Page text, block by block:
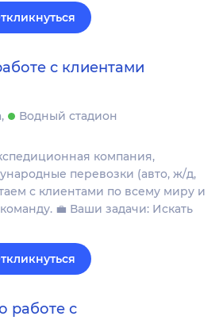
с клиентами
Водный стадион
компания,
перевозки (авто, ж/д,
с клиентами по всему миру и
💼 Ваши задачи: Искать
работе с